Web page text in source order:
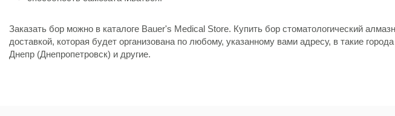
Заказать бор можно в каталоге Bauer's Medical Store. Купить бор стоматологический
доставкой, которая будет организована по любому, указанному вами адресу, в такие
Днепр (Днепропетровск) и другие.